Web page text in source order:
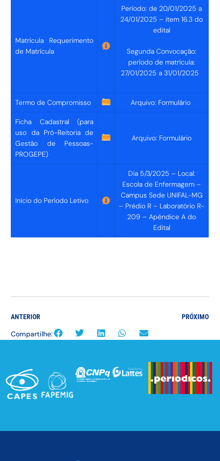
Matrícula
Requerimento
de Matrícula
Período: de 20/01/2025 a
24/01/2025 – item 16.3 do
edital
Segunda Convocação:
período de matrícula:
27/01/2025 a 31/01/2025
Termo de Compromisso Arquivo: Formulário
Ficha Cadastral (para
uso da Pró-Reitoria de
Gestão de Pessoas-
PROGEPE)
Arquivo: Formulário
Início do Período Letivo
Dia 5/3/2025 – Local:
Escola de Enfermagem –
Campus Sede UNIFAL-MG
– Prédio R – Laboratório R-
209 – Apêndice A do
Edital
ANTERIOR PRÓXIMO
Compartilhe: